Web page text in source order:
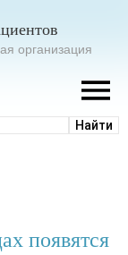
организация
появятся